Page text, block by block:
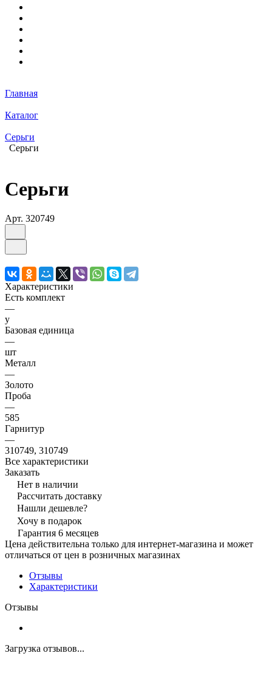
Главная
Каталог
Серьги
Серьги
Серьги
Арт. 320749
Характеристики
Есть комплект
—
y
Базовая единица
—
шт
Металл
—
Золото
Проба
—
585
Гарнитур
—
310749, 310749
Все характеристики
Заказать
Нет в наличии
Рассчитать доставку
Нашли дешевле?
Хочу в подарок
Гарантия 6 месяцев
Цена действительна только для интернет-магазина и может
отличаться от цен в розничных магазинах
Отзывы
Характеристики
Отзывы
Загрузка отзывов...